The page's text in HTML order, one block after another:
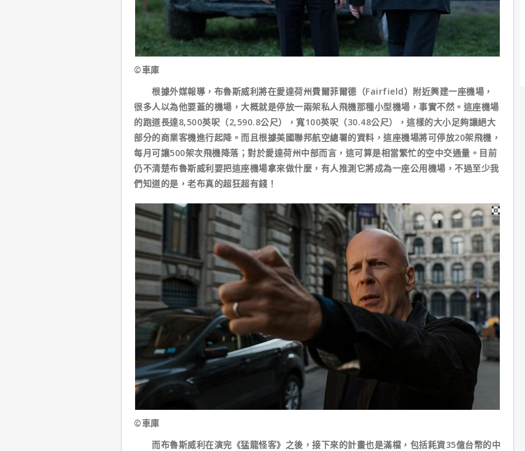
©車庫
根據外媒報導，布魯斯威利將在愛達荷州費爾菲爾德（Fairfield）附近興建一座機場，
很多人以為他要蓋的機場，大概就是停放一兩架私人飛機那種小型機場，事實不然。這座機場
的跑道長達8,500英呎（2,590.8公尺），寬100英呎（30.48公尺），這樣的大小足夠讓絕大
部分的商業客機進行起降。而且根據美國聯邦航空總署的資料，這座機場將可停放20架飛機，
每月可讓500架次飛機降落；對於愛達荷州中部而言，這可算是相當繁忙的空中交通量。目前
仍不清楚布魯斯威利要把這座機場拿來做什麼，有人推測它將成為一座公用機場，不過至少我
們知道的是，老布真的超狂超有錢！
©車庫
而布魯斯威利在演完《猛龍怪客》之後，接下來的計畫也是滿檔，包括耗資35億台幣的中